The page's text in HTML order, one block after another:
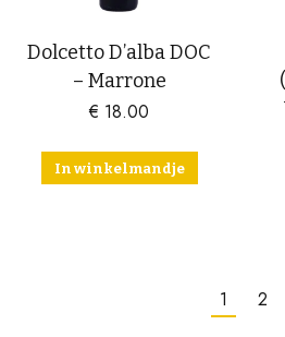
Dolcetto D’alba DOC
– Marrone
€ 18.00
In winkelmandje
1 2